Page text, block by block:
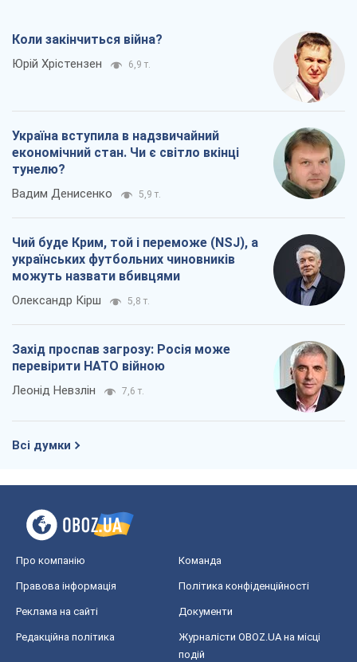
Коли закінчиться війна?
Юрій Хрістензен 6,9 т.
Україна вступила в надзвичайний
економічний стан. Чи є світло вкінці
тунелю?
Вадим Денисенко 5,9 т.
Чий буде Крим, той і переможе (NSJ), а
українських футбольних чиновників
можуть назвати вбивцями
Олександр Кірш 5,8 т.
Захід проспав загрозу: Росія може
перевірити НАТО війною
Леонід Невзлін 7,6 т.
Всі думки
Про компанію Команда
Правова інформація Політика конфіденційності
Реклама на сайті Документи
Редакційна політика
Журналісти OBOZ.UA на місці
подій